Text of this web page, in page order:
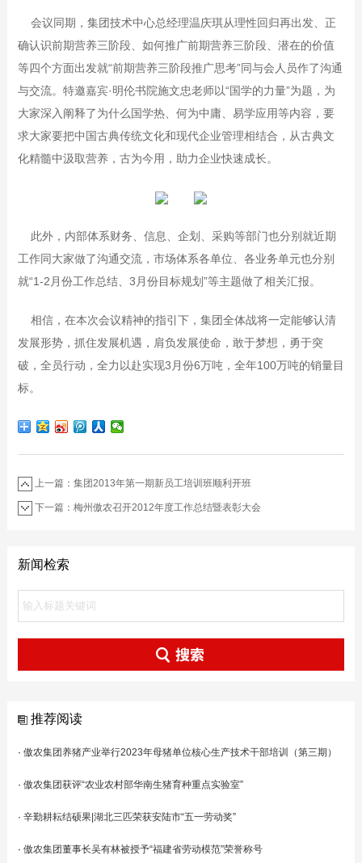
会议同期，集团技术中心总经理温庆琪从理性回归再出发、正
确认识前期营养三阶段、如何推广前期营养三阶段、潜在的价值
等四个方面出发就“前期营养三阶段推广思考”同与会人员作了沟通
与交流。特邀嘉宾·明伦书院施文忠老师以“国学的力量”为题，为
大家深入阐释了为什么国学热、何为中庸、易学应用等内容，要
求大家要把中国古典传统文化和现代企业管理相结合，从古典文
化精髓中汲取营养，古为今用，助力企业快速成长。
此外，内部体系财务、信息、企划、采购等部门也分别就近期
工作同大家做了沟通交流，市场体系各单位、各业务单元也分别
就“1-2月份工作总结、3月份目标规划”等主题做了相关汇报。
相信，在本次会议精神的指引下，集团全体战将一定能够认清
发展形势，抓住发展机遇，肩负发展使命，敢于梦想，勇于突
破，全员行动，全力以赴实现3月份6万吨，全年100万吨的销量目
标。
上一篇：集团2013年第一期新员工培训班顺利开班
下一篇：梅州傲农召开2012年度工作总结暨表彰大会
新闻检索
推荐阅读
· 傲农集团养猪产业举行2023年母猪单位核心生产技术干部培训（第三期）
· 傲农集团获评“农业农村部华南生猪育种重点实验室”
· 辛勤耕耘结硕果|湖北三匹荣获安陆市“五一劳动奖”
· 傲农集团董事长吴有林被授予“福建省劳动模范”荣誉称号